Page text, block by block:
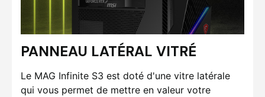
PANNEAU LATÉRAL VITRÉ
Le MAG Infinite S3 est doté d'une vitre latérale
qui vous permet de mettre en valeur votre